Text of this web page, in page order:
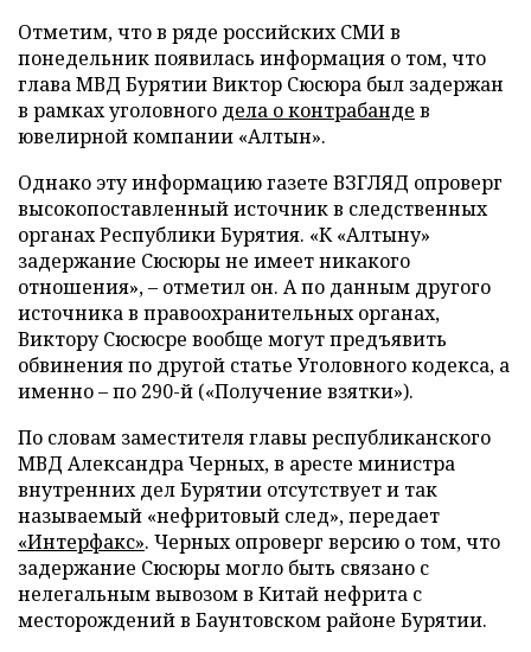
Отметим, что в ряде российских СМИ в
понедельник появилась информация о том, что
глава МВД Бурятии Виктор Сюсюра был задержан
в рамках уголовного дела о контрабанде в
ювелирной компании «Алтын».
Однако эту информацию газете ВЗГЛЯД опроверг
высокопоставленный источник в следственных
органах Республики Бурятия. «К «Алтыну»
задержание Сюсюры не имеет никакого
отношения», – отметил он. А по данным другого
источника в правоохранительных органах,
Виктору Сюсюсре вообще могут предъявить
обвинения по другой статье Уголовного кодекса, а
именно – по 290-й («Получение взятки»).
По словам заместителя главы республиканского
МВД Александра Черных, в аресте министра
внутренних дел Бурятии отсутствует и так
называемый «нефритовый след», передает
«Интерфакс». Черных опроверг версию о том, что
задержание Сюсюры могло быть связано с
нелегальным вывозом в Китай нефрита с
месторождений в Баунтовском районе Бурятии.